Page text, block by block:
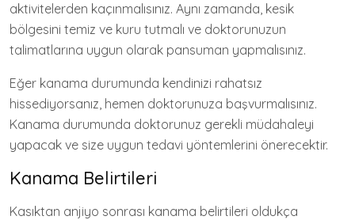
aktivitelerden kaçınmalısınız. Aynı zamanda, kesik
bölgesini temiz ve kuru tutmalı ve doktorunuzun
talimatlarına uygun olarak pansuman yapmalısınız.
Eğer kanama durumunda kendinizi rahatsız
hissediyorsanız, hemen doktorunuza başvurmalısınız.
Kanama durumunda doktorunuz gerekli müdahaleyi
yapacak ve size uygun tedavi yöntemlerini önerecektir.
Kanama Belirtileri
Kasıktan anjiyo sonrası kanama belirtileri oldukça